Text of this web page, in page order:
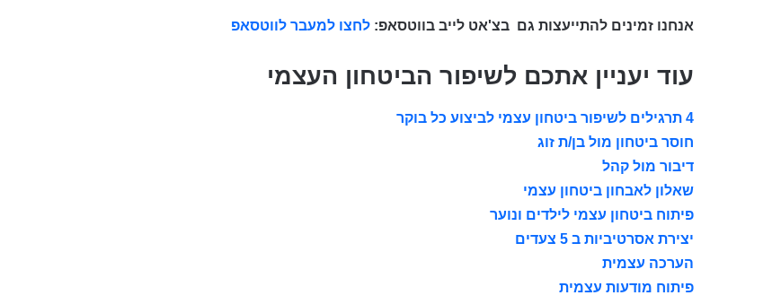
אנחנו זמינים להתייעצות גם בצ'אט לייב בווטסאפ: לחצו למעבר לווטסאפ
עוד יעניין אתכם לשיפור הביטחון העצמי
4 תרגילים לשיפור ביטחון עצמי לביצוע כל בוקר
חוסר ביטחון מול בן/ת זוג
דיבור מול קהל
שאלון לאבחון ביטחון עצמי
פיתוח ביטחון עצמי לילדים ונוער
יצירת אסרטיביות ב 5 צעדים
הערכה עצמית
פיתוח מודעות עצמית